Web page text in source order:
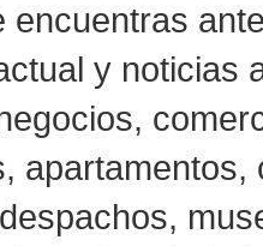
encuentras
y noticias